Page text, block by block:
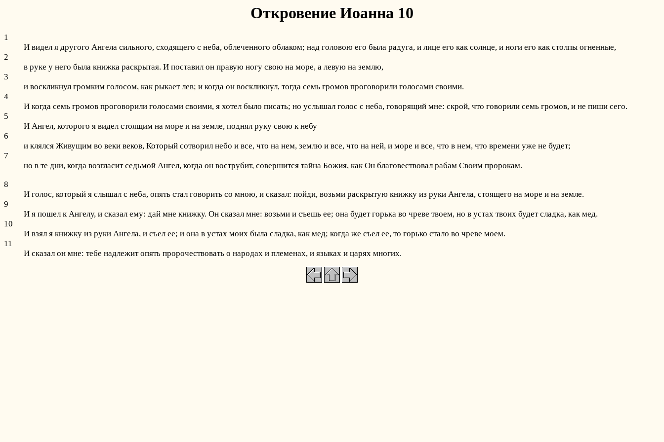
Откровение Иоанна 10
1
И видел я другого Ангела сильного, сходящего с неба, облеченного облаком; над головою его была радуга, и лице его как солнце, и ноги его как столпы огненные,
2
в руке у него была книжка раскрытая. И поставил он правую ногу свою на море, а левую на землю,
3
и воскликнул громким голосом, как рыкает лев; и когда он воскликнул, тогда семь громов проговорили голосами своими.
4
И когда семь громов проговорили голосами своими, я хотел было писать; но услышал голос с неба, говорящий мне: скрой, что говорили семь громов, и не пиши сего.
5
И Ангел, которого я видел стоящим на море и на земле, поднял руку свою к небу
6
и клялся Живущим во веки веков, Который сотворил небо и все, что на нем, землю и все, что на ней, и море и все, что в нем, что времени уже не будет;
7
но в те дни, когда возгласит седьмой Ангел, когда он вострубит, совершится тайна Божия, как Он благовествовал рабам Своим пророкам.
8
И голос, который я слышал с неба, опять стал говорить со мною, и сказал: пойди, возьми раскрытую книжку из руки Ангела, стоящего на море и на земле.
9
И я пошел к Ангелу, и сказал ему: дай мне книжку. Он сказал мне: возьми и съешь ее; она будет горька во чреве твоем, но в устах твоих будет сладка, как мед.
10
И взял я книжку из руки Ангела, и съел ее; и она в устах моих была сладка, как мед; когда же съел ее, то горько стало во чреве моем.
11
И сказал он мне: тебе надлежит опять пророчествовать о народах и племенах, и языках и царях многих.